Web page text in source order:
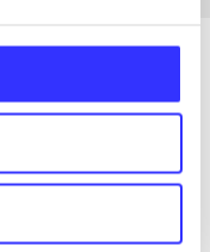
udgivelser